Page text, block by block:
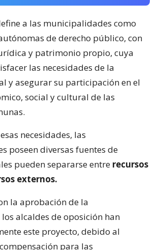
a las municipalidades como
de derecho público, con
y patrimonio propio, cuya
las necesidades de la
y asegurar su participación en el
social y cultural de las
necesidades, las
poseen diversas fuentes de
pueden separarse entre recursos
externos.
la aprobación de la
los alcaldes de oposición han
este proyecto, debido al
para las